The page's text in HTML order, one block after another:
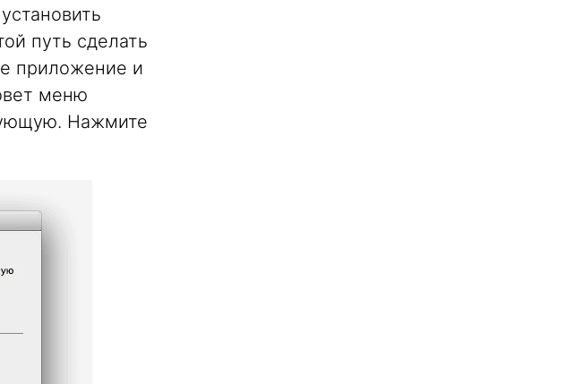
путь сделать
приложение и
меню
Нажмите